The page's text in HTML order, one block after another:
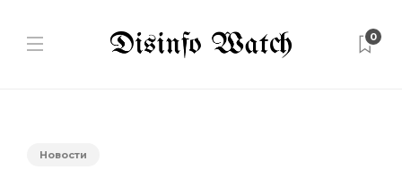
0
Новости